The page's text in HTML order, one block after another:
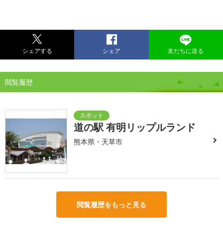
シェアする シェア 友だちに送る
閲覧履歴
道の駅 有明リップルランド
熊本県・天草市
閲覧履歴をもっと見る